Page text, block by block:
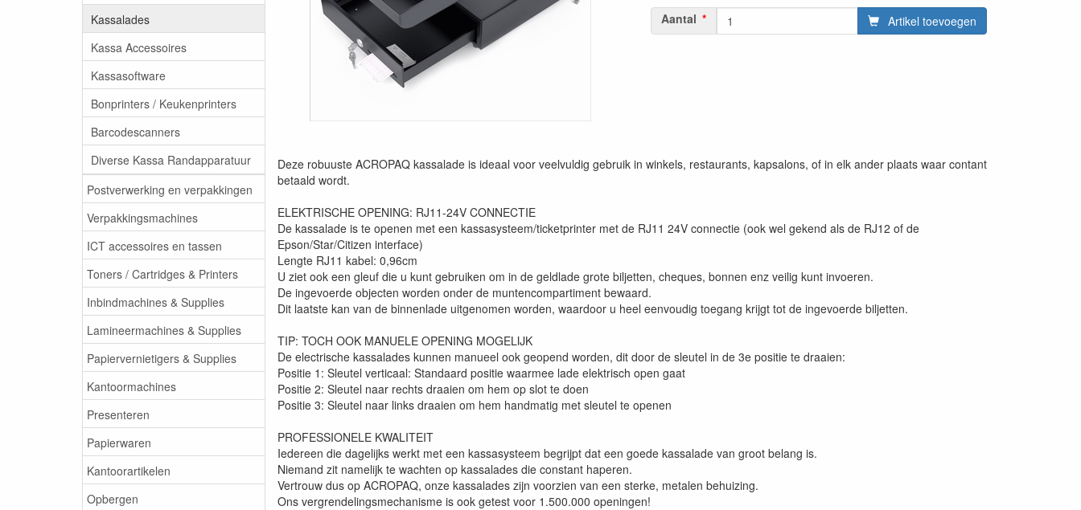
Kassalades
Kassa Accessoires
Kassasoftware
Bonprinters / Keukenprinters
Barcodescanners
Diverse Kassa Randapparatuur
Postverwerking en verpakkingen
Verpakkingsmachines
ICT accessoires en tassen
Toners / Cartridges & Printers
Inbindmachines & Supplies
Lamineermachines & Supplies
Papiervernietigers & Supplies
Kantoormachines
Presenteren
Papierwaren
Kantoorartikelen
Opbergen
Aantal Artikel toevoegen
Deze robuuste ACROPAQ kassalade is ideaal voor veelvuldig gebruik in winkels, restaurants, kapsalons, of in elk ander plaats waar contant
betaald wordt.
ELEKTRISCHE OPENING: RJ11-24V CONNECTIE
De kassalade is te openen met een kassasysteem/ticketprinter met de RJ11 24V connectie (ook wel gekend als de RJ12 of de
Epson/Star/Citizen interface)
Lengte RJ11 kabel: 0,96cm
U ziet ook een gleuf die u kunt gebruiken om in de geldlade grote biljetten, cheques, bonnen enz veilig kunt invoeren.
De ingevoerde objecten worden onder de muntencompartiment bewaard.
Dit laatste kan van de binnenlade uitgenomen worden, waardoor u heel eenvoudig toegang krijgt tot de ingevoerde biljetten.
TIP: TOCH OOK MANUELE OPENING MOGELIJK
De electrische kassalades kunnen manueel ook geopend worden, dit door de sleutel in de 3e positie te draaien:
Positie 1: Sleutel verticaal: Standaard positie waarmee lade elektrisch open gaat
Positie 2: Sleutel naar rechts draaien om hem op slot te doen
Positie 3: Sleutel naar links draaien om hem handmatig met sleutel te openen
PROFESSIONELE KWALITEIT
Iedereen die dagelijks werkt met een kassasysteem begrijpt dat een goede kassalade van groot belang is.
Niemand zit namelijk te wachten op kassalades die constant haperen.
Vertrouw dus op ACROPAQ, onze kassalades zijn voorzien van een sterke, metalen behuizing.
Ons vergrendelingsmechanisme is ook getest voor 1.500.000 openingen!